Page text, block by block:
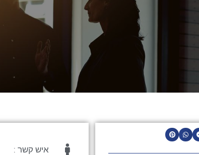
איש קשר :